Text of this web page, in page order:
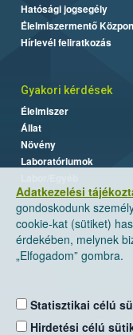
Adatkezelési
gondoskodunk
cookie-kat (sütiket)
érdekében, melynek
„Elfogadom” gombra.
Statisztikai célú
Hirdetési célú
Hatósági jogsegély
Élelmiszermentő
Hírlevél feliratkozás
Gyakori kérdések
Élelmiszer
Állat
Növény
Laboratóriumok
Nemzeti